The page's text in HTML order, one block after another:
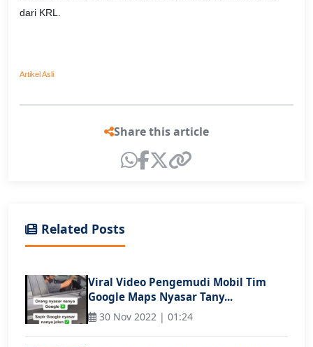
dari KRL.
Artikel Asli
Share this article
Related Posts
Viral Video Pengemudi Mobil Tim
Google Maps Nyasar Tany...
30 Nov 2022 | 01:24